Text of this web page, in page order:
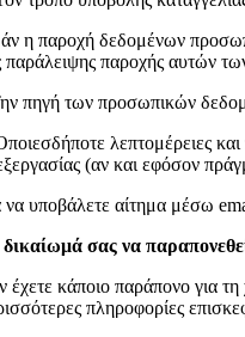
η παροχή δεδομένων
παράλειψης παροχής αυτών
πηγή των προσωπικών
λεπτομέρειες
(αν και εφόσον
να υποβάλετε αίτημα μέσω
σας να
έχετε κάποιο παράπονο για
πληροφορίες